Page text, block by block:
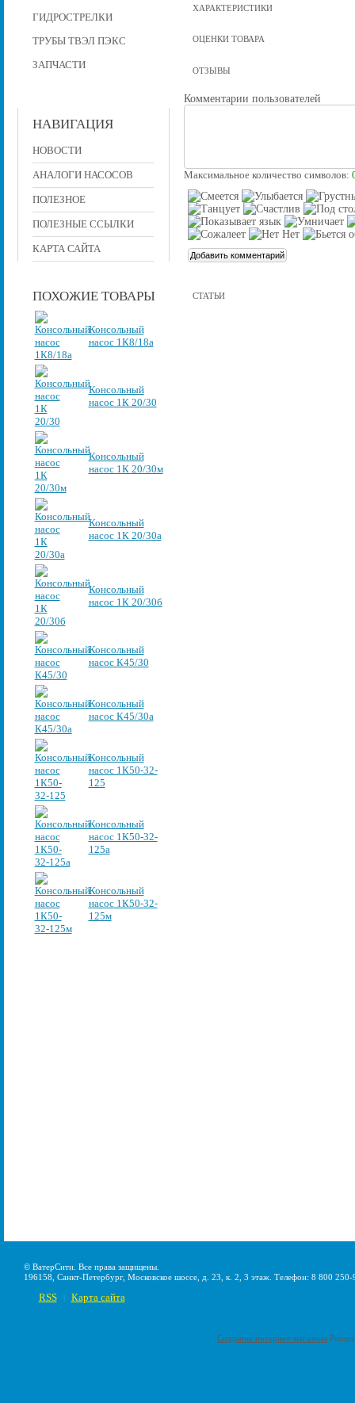
ГИДРОСТРЕЛКИ
ТРУБЫ ТВЭЛ ПЭКС
ЗАПЧАСТИ
НАВИГАЦИЯ
НОВОСТИ
АНАЛОГИ НАСОСОВ
ПОЛЕЗНОЕ
ПОЛЕЗНЫЕ ССЫЛКИ
КАРТА САЙТА
ПОХОЖИЕ ТОВАРЫ
Консольный
насос 1К8/18а
Консольный
насос 1К 20/30
Консольный
насос 1К 20/30м
Консольный
насос 1К 20/30а
Консольный
насос 1К 20/30б
Консольный
насос К45/30
Консольный
насос К45/30а
Консольный
насос 1К50-32-
125
Консольный
насос 1К50-32-
125а
Консольный
насос 1К50-32-
125м
ХАРАКТЕРИСТИКИ
ОЦЕНКИ ТОВАРА
ОТЗЫВЫ
Комментарии пользователей
Максимальное количество символов:
СТАТЬИ
© ВатерСити. Все права защищены.
196158, Санкт-Петербург, Московское шоссе, д. 23, к. 2, 3 этаж. Телефон: 8 800
RSS Карта сайта
Создание интернет-магазина